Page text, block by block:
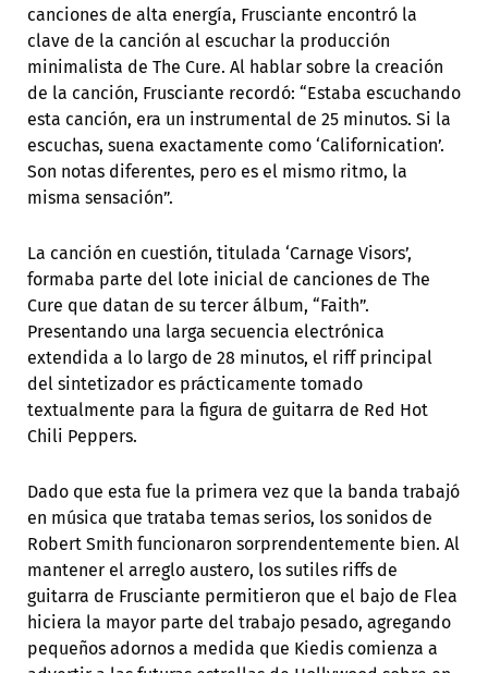
canciones de alta energía, Frusciante encontró la
clave de la canción al escuchar la producción
minimalista de The Cure. Al hablar sobre la creación
de la canción, Frusciante recordó: “Estaba escuchando
esta canción, era un instrumental de 25 minutos. Si la
escuchas, suena exactamente como ‘Californication’.
Son notas diferentes, pero es el mismo ritmo, la
misma sensación”.
La canción en cuestión, titulada ‘Carnage Visors’,
formaba parte del lote inicial de canciones de The
Cure que datan de su tercer álbum, “Faith”.
Presentando una larga secuencia electrónica
extendida a lo largo de 28 minutos, el riff principal
del sintetizador es prácticamente tomado
textualmente para la figura de guitarra de Red Hot
Chili Peppers.
Dado que esta fue la primera vez que la banda trabajó
en música que trataba temas serios, los sonidos de
Robert Smith funcionaron sorprendentemente bien. Al
mantener el arreglo austero, los sutiles riffs de
guitarra de Frusciante permitieron que el bajo de Flea
hiciera la mayor parte del trabajo pesado, agregando
pequeños adornos a medida que Kiedis comienza a